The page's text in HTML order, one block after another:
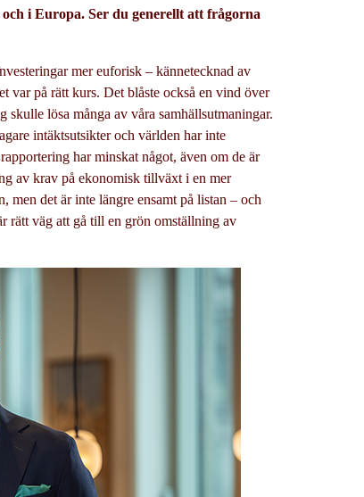
i Europa. Ser du generellt att frågorna
mer euforisk – kännetecknad av
var på rätt kurs. Det blåste också en vind över
lösa många av våra samhällsutmaningar.
intäktsutsikter och världen har inte
har minskat något, även om de är
av krav på ekonomisk tillväxt i en mer
men det är inte längre ensamt på listan – och
rätt väg att gå till en grön omställning av